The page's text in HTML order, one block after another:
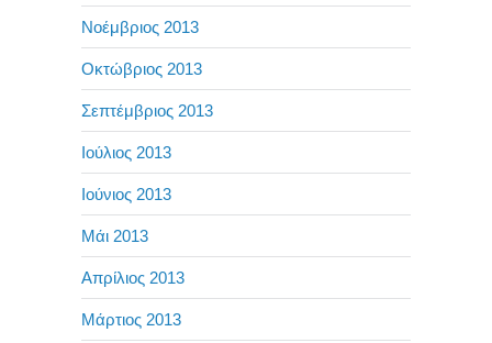
Νοέμβριος 2013
Οκτώβριος 2013
Σεπτέμβριος 2013
Ιούλιος 2013
Ιούνιος 2013
Μάι 2013
Απρίλιος 2013
Μάρτιος 2013